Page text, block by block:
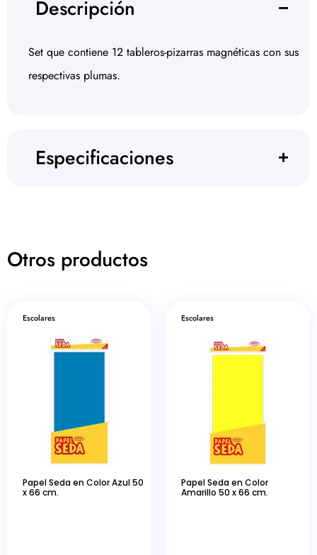
Descripción
Set que contiene 12 tableros-pizarras magnéticas con sus
respectivas plumas.
Especificaciones
Otros productos
Escolares
Papel Seda en Color Azul 50
x 66 cm.
Escolares
Papel Seda en Color
Amarillo 50 x 66 cm.